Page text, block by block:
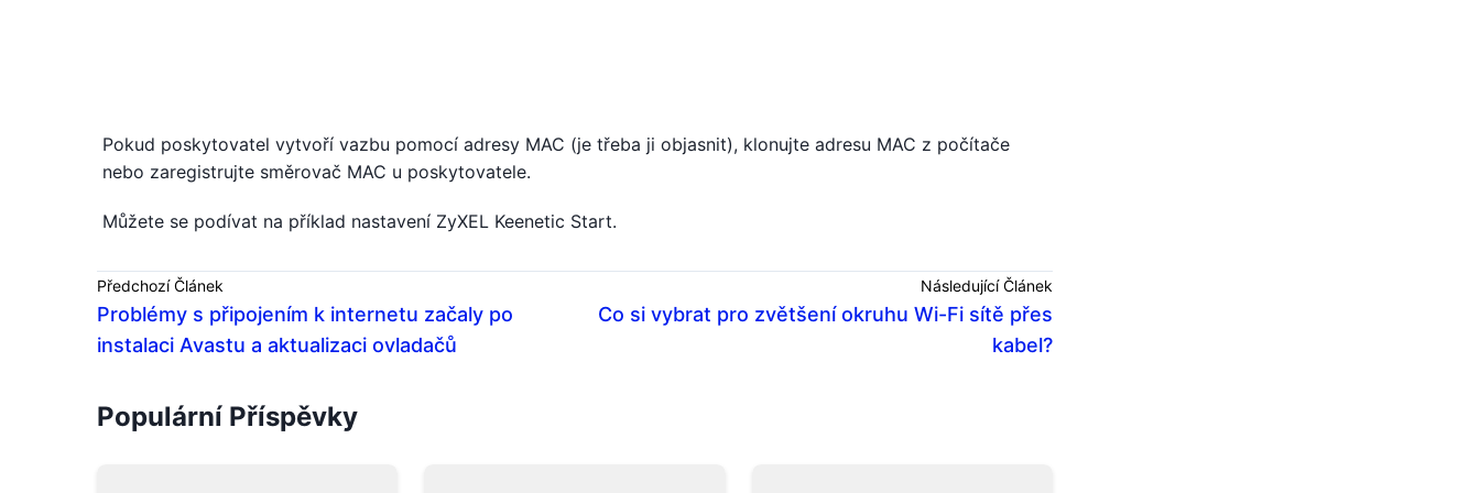
Pokud poskytovatel vytvoří vazbu pomocí adresy MAC (je třeba ji objasnit), klonujte adresu MAC z počítače
nebo zaregistrujte směrovač MAC u poskytovatele.
Můžete se podívat na příklad nastavení ZyXEL Keenetic Start.
Předchozí Článek
Problémy s připojením k internetu začaly po
instalaci Avastu a aktualizaci ovladačů
Následující Článek
Co si vybrat pro zvětšení okruhu Wi-Fi sítě přes
kabel?
Populární Příspěvky